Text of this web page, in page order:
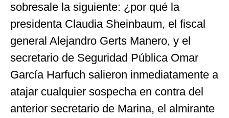
sobresale la siguiente: ¿por qué la
presidenta Claudia Sheinbaum, el fiscal
general Alejandro Gerts Manero, y el
secretario de Seguridad Pública Omar
García Harfuch salieron inmediatamente a
atajar cualquier sospecha en contra del
anterior secretario de Marina, el almirante